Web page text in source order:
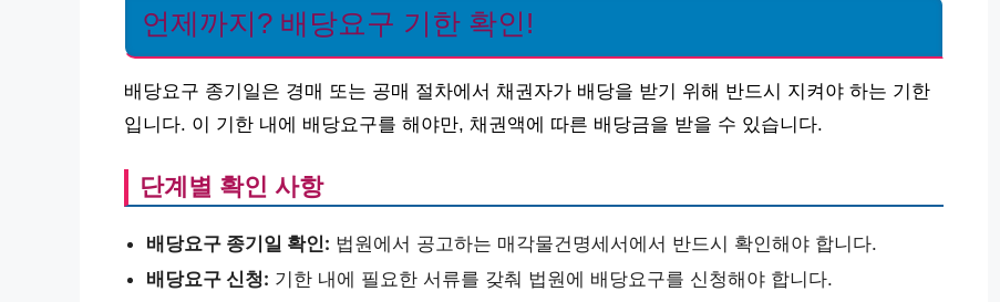
언제까지? 배당요구 기한 확인!
배당요구 종기일은 경매 또는 공매 절차에서 채권자가 배당을 받기 위해 반드시 지켜야 하는 기한
입니다. 이 기한 내에 배당요구를 해야만, 채권액에 따른 배당금을 받을 수 있습니다.
단계별 확인 사항
배당요구 종기일 확인: 법원에서 공고하는 매각물건명세서에서 반드시 확인해야 합니다.
배당요구 신청: 기한 내에 필요한 서류를 갖춰 법원에 배당요구를 신청해야 합니다.